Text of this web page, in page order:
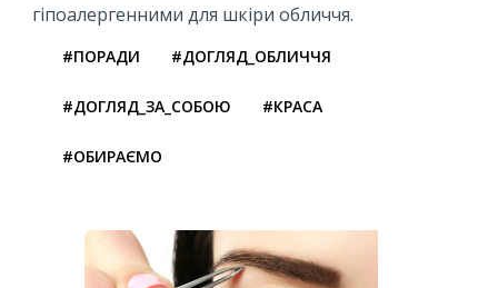
гіпоалергенними для шкіри обличчя.
#ПОРАДИ #ДОГЛЯД_ОБЛИЧЧЯ
#ДОГЛЯД_ЗА_СОБОЮ #КРАСА
#ОБИРАЄМО